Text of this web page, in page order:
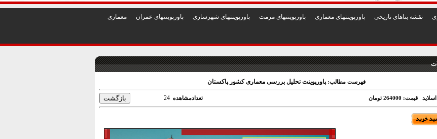
نقشه بناهای تاريخی پاورپوينتهای معماری پاورپوينتهای مرمت پاورپوينتهای شهرسازی پاورپوينتهای عمران معماری
فهرست مطالب: پاورپوینت تحلیل بررسی معماری کشور پاکستان
قیمت: 264000 تومان تعدادمشاهده 24